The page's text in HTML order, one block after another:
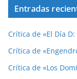
Entradas
Crítica de «El Día
Crítica de
Crítica de «Los